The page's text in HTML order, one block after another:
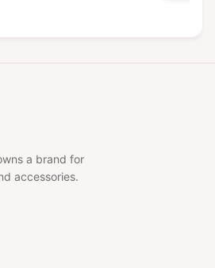
a brand for
accessories.